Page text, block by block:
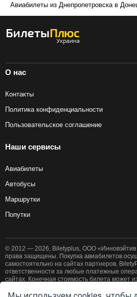
Авиабилеты из Днепропетровска в
О нас
Контакты
Политика конфиденциальности
Пользовательское соглашение
Наши сервисы
Авиабилеты
Автобусы
Маршрутки
Попутки
© 2012 — 2026, Biletyplus, ООО «Инновэйтив
права защищены. Покупка авиабилетов
самостоятельно на сайтах партнеров,
ответственности за любые платежные
сайтах. Конечная стоимость билета может